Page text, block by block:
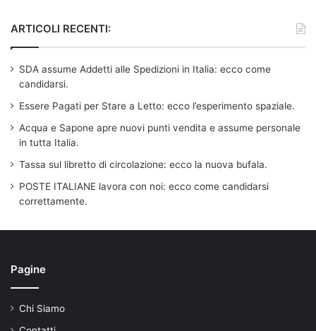
ARTICOLI RECENTI:
SDA assume Addetti alle Spedizioni in Italia: ecco come
candidarsi.
Essere Pagati per Stare a Letto: ecco l’esperimento spaziale.
Acqua e Sapone apre nuovi punti vendita e assume personale
in tutta Italia.
Tassa sul libretto di circolazione: ecco la nuova bufala.
POSTE ITALIANE lavora con noi: ecco come candidarsi
correttamente.
Pagine
Chi Siamo